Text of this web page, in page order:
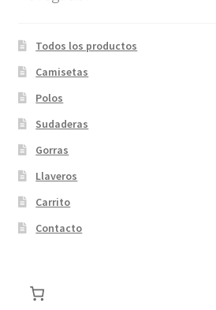
Todos los productos
Camisetas
Polos
Sudaderas
Gorras
Llaveros
Carrito
Contacto